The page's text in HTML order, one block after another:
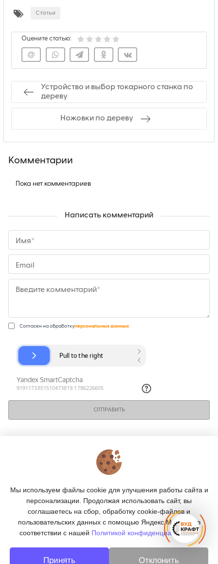
Статьи
Оцените статью:
Устройство и выбор токарного станка по
дереву
Ножовки по дереву
Комментарии
Пока нет комментариев
Написать комментарий
Имя*
Email
Введите комментарий*
Согласен на обработкуперсональных данных
ОТПРАВИТЬ
КАТАЛОГ
ПОДПИСКА
Мы используем файлы cookie для улучшения работы сайта и
персонализации. Продолжая использовать сайт, вы
соглашаетесь на сбор, обработку cookie-файлов и
пользовательских данных с помощью Яндекс.Метрика, в
соответствии с нашей Политикой конфиденциальности.
Принять Отклонить